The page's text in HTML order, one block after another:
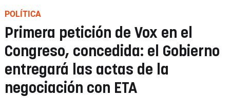
POLÍTICA
Primera petición de Vox en el
Congreso, concedida: el Gobierno
entregará las actas de la
negociación con ETA